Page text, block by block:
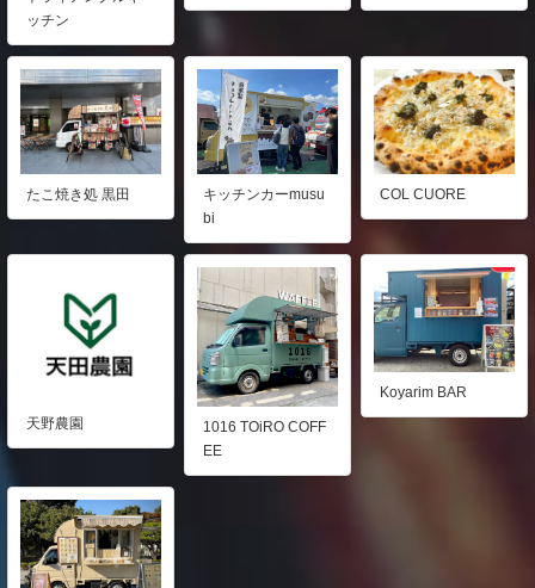
ッチン
たこ焼き処 黒田
キッチンカーmusu
bi
COL CUORE
天野農園
1016 TOiRO COFF
EE
Koyarim BAR